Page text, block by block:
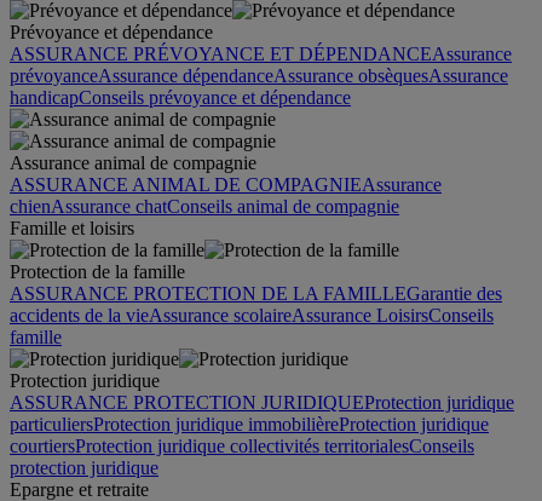
Prévoyance et dépendance
ASSURANCE PRÉVOYANCE ET DÉPENDANCEAssurance
prévoyanceAssurance dépendanceAssurance obsèquesAssurance
handicapConseils prévoyance et dépendance
Assurance animal de compagnie
ASSURANCE ANIMAL DE COMPAGNIEAssurance
chienAssurance chatConseils animal de compagnie
Famille et loisirs
Protection de la famille
ASSURANCE PROTECTION DE LA FAMILLEGarantie des
accidents de la vieAssurance scolaireAssurance LoisirsConseils
famille
Protection juridique
ASSURANCE PROTECTION JURIDIQUEProtection juridique
particuliersProtection juridique immobilièreProtection juridique
courtiersProtection juridique collectivités territorialesConseils
protection juridique
Epargne et retraite